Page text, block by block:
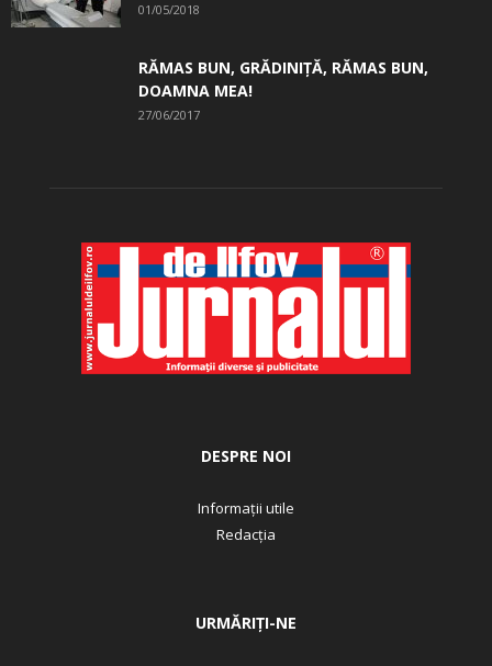
01/05/2018
RĂMAS BUN, GRĂDINIŢĂ, ­RĂMAS BUN,
DOAMNA MEA!
27/06/2017
DESPRE NOI
Informații utile
Redacția
URMĂRIȚI-NE